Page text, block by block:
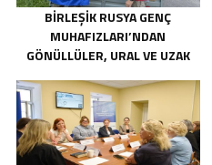
BIRLEŞIK RUSYA GENÇ
MUHAFIZLARI’NDAN
GÖNÜLLÜLER, URAL VE UZAK
SONUÇLARINI ORTADAN
KALDIRMAYA YARDIMCI OLUYOR